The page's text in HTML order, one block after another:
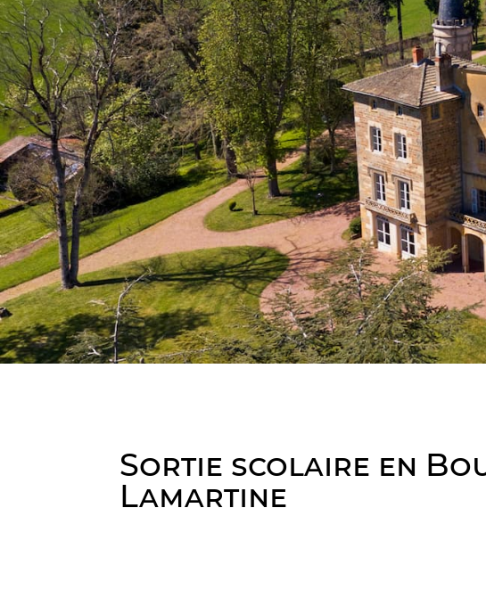
Sortie scolaire en
Lamartine